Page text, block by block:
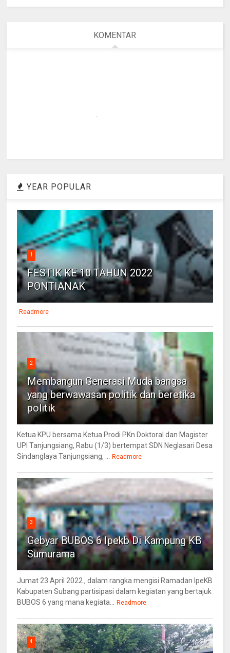
KOMENTAR
YEAR POPULAR
1
FESTIK KE 10 TAHUN 2022
PONTIANAK
Readmore
2
Membangun Generasi Muda bangsa
yang berwawasan politik dan beretika
politik
Ketua KPU bersama Ketua Prodi PKn Doktoral dan Magister
UPI Tanjungsiang, Rabu (1/3) bertempat SDN Neglasari Desa
Sindanglaya Tanjungsiang, ... Readmore
3
Gebyar BUBOS 6 Ipekb Di Kampung KB
Sumurama
Jumat 23 April 2022 , dalam rangka mengisi Ramadan IpeKB
Kabupaten Subang partisipasi dalam kegiatan yang bertajuk
BUBOS 6 yang mana kegiata... Readmore
4